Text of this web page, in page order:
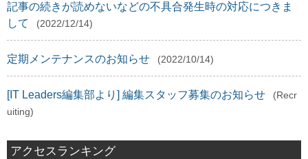
記事の続きが読めないなどの不具合発生時の対応につきま
して
(2022/12/14)
定期メンテナンスのお知らせ (2022/10/14)
[IT Leaders編集部より] 編集スタッフ募集のお知らせ
(Recr
uiting)
アクセスランキング